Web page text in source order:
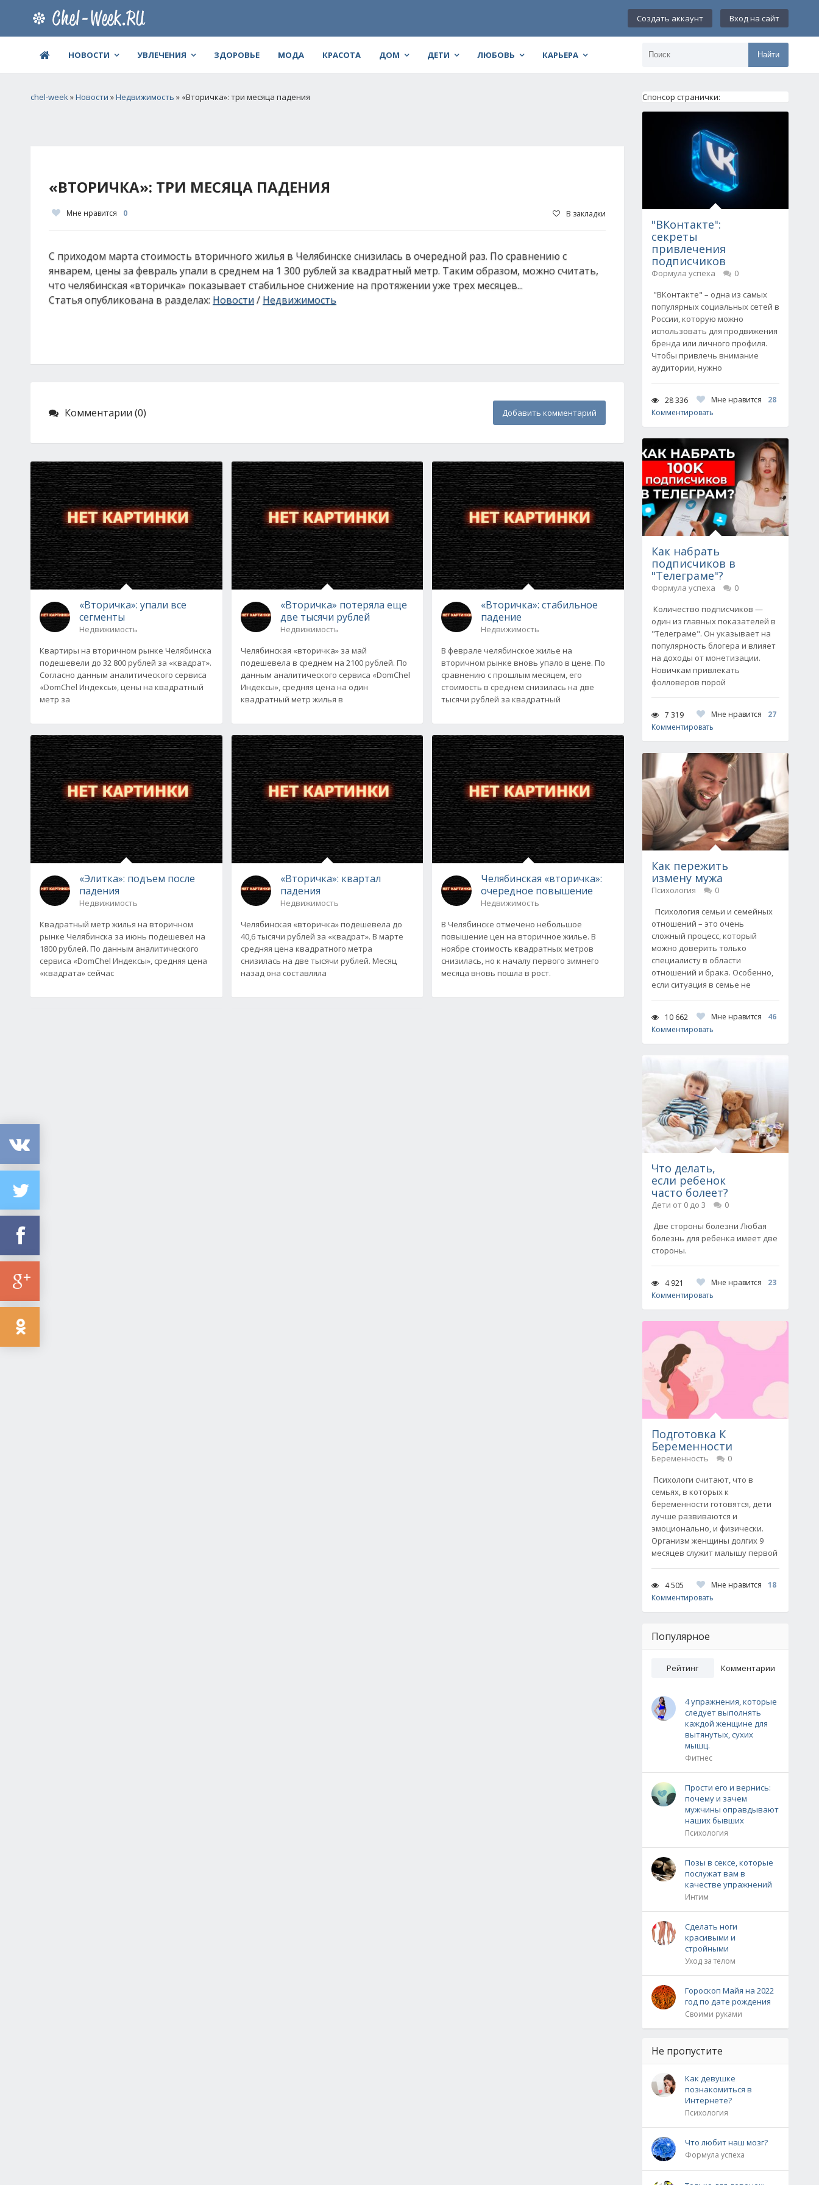
Создать аккаунт Вход на сайт
НОВОСТИ УВЛЕЧЕНИЯ ЗДОРОВЬЕ МОДА КРАСОТА ДОМ ДЕТИ ЛЮБОВЬ КАРЬЕРА Найти
chel-week»Новости »Недвижимость » «Вторичка»: три месяца падения
«ВТОРИЧКА»: ТРИ МЕСЯЦА ПАДЕНИЯ
Мне нравится 0 В закладки
С приходом марта стоимость вторичного жилья в Челябинске снизилась в очередной раз. По сравнению с
январем, цены за февраль упали в среднем на 1 300 рублей за квадратный метр. Таким образом, можно считать,
что челябинская «вторичка» показывает стабильное снижение на протяжении уже трех месяцев...
Статья опубликована в разделах: Новости/ Недвижимость
Комментарии (0) Добавить комментарий
«Вторичка»: упали все
сегменты
Недвижимость
Квартиры на вторичном рынке Челябинска
подешевели до 32 800 рублей за «квадрат».
Согласно данным аналитического сервиса
«DomChel Индексы», цены на квадратный
метр за
«Элитка»: подъем после
падения
Недвижимость
Квадратный метр жилья на вторичном
рынке Челябинска за июнь подешевел на
1800 рублей. По данным аналитического
сервиса «DomChel Индексы», средняя цена
«квадрата» сейчас
«Вторичка» потеряла еще
две тысячи рублей
Недвижимость
Челябинская «вторичка» за май
подешевела в среднем на 2100 рублей. По
данным аналитического сервиса «DomChel
Индексы», средняя цена на один
квадратный метр жилья в
«Вторичка»: квартал
падения
Недвижимость
Челябинская «вторичка» подешевела до
40,6 тысячи рублей за «квадрат». В марте
средняя цена квадратного метра
снизилась на две тысячи рублей. Месяц
назад она составляла
«Вторичка»: стабильное
падение
Недвижимость
В феврале челябинское жилье на
вторичном рынке вновь упало в цене. По
сравнению с прошлым месяцем, его
стоимость в среднем снизилась на две
тысячи рублей за квадратный
Челябинская «вторичка»:
очередное повышение
Недвижимость
В Челябинске отмечено небольшое
повышение цен на вторичное жилье. В
ноябре стоимость квадратных метров
снизилась, но к началу первого зимнего
месяца вновь пошла в рост.
Спонсор странички:
"ВКонтакте":
секреты
привлечения
подписчиков
Формула успеха
0
"ВКонтакте" – одна из самых
популярных социальных сетей в
России, которую можно
использовать для продвижения
бренда или личного профиля.
Чтобы привлечь внимание
аудитории, нужно
28 336 Мне нравится
28
Комментировать
Как набрать
подписчиков в
"Телеграме"?
Формула успеха
0
Количество подписчиков —
один из главных показателей в
"Телеграме". Он указывает на
популярность блогера и влияет
на доходы от монетизации.
Новичкам привлекать
фолловеров порой
7 319 Мне нравится
27
Комментировать
Как пережить
измену мужа
Психология
0
Психология семьи и семейных
отношений – это очень
сложный процесс, который
можно доверить только
специалисту в области
отношений и брака. Особенно,
если ситуация в семье не
10 662 Мне нравится
46
Комментировать
Что делать,
если ребенок
часто болеет?
Дети от 0 до 3
0
Две стороны болезни Любая
болезнь для ребенка имеет две
стороны.
4 921 Мне нравится
23
Комментировать
Подготовка К
Беременности
Беременность
0
Психологи считают, что в
семьях, в которых к
беременности готовятся, дети
лучше развиваются и
эмоционально, и физически.
Организм женщины долгих 9
месяцев служит малышу первой
4 505 Мне нравится
18
Комментировать
Популярное
Рейтинг Комментарии
4 упражнения, которые
следует выполнять
каждой женщине для
вытянутых, сухих
мышц.
Фитнес
Прости его и вернись:
почему и зачем
мужчины оправдывают
наших бывших
Психология
Позы в сексе, которые
послужат вам в
качестве упражнений
Интим
Сделать ноги
красивыми и
стройными
Уход за телом
Гороскоп Майя на 2022
год по дате рождения
Своими руками
Не пропустите
Как девушке
познакомиться в
Интернете?
Психология
Что любит наш мозг?
Формула успеха